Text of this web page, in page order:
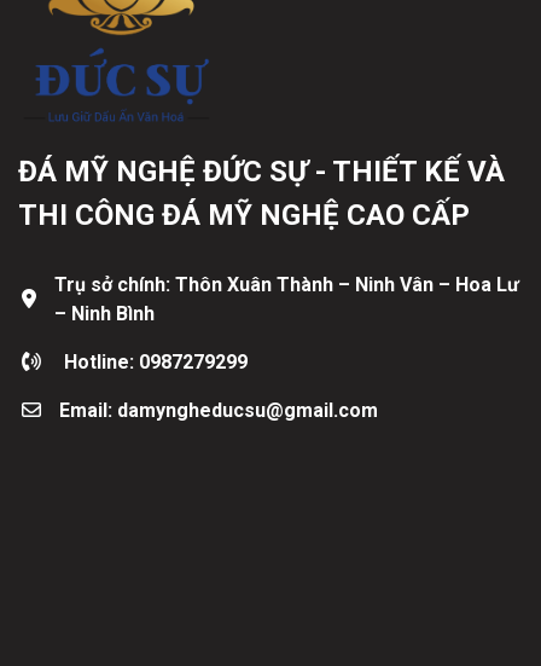
ĐÁ MỸ NGHỆ ĐỨC SỰ - THIẾT KẾ VÀ
THI CÔNG ĐÁ MỸ NGHỆ CAO CẤP
Trụ sở chính: Thôn Xuân Thành – Ninh Vân – Hoa Lư
– Ninh Bình
Hotline: 0987279299
Email: damyngheducsu@gmail.com